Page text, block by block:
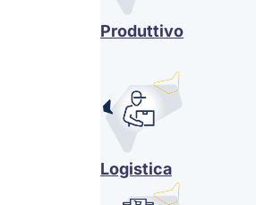
Produttivo
Logistica